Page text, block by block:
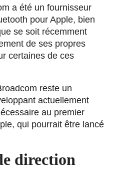
a été un fournisseur
pour Apple, bien
se soit récemment
de ses propres
certaines de ces
reste un
actuellement
au premier
qui pourrait être lancé
direction